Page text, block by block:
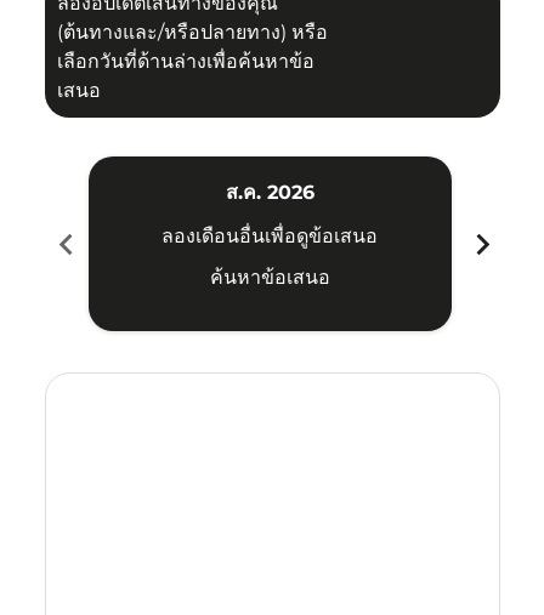
(ต้นทางและ/หรือปลายทาง) หรือ
เลือกวันที่ด้านล่างเพื่อค้นหาข้อ
เสนอ
chevron_left
ส.ค. 2026
ลองเดือนอื่นเพื่อดูข้อเสนอ
ค้นหาข้อเสนอ
chevron_right